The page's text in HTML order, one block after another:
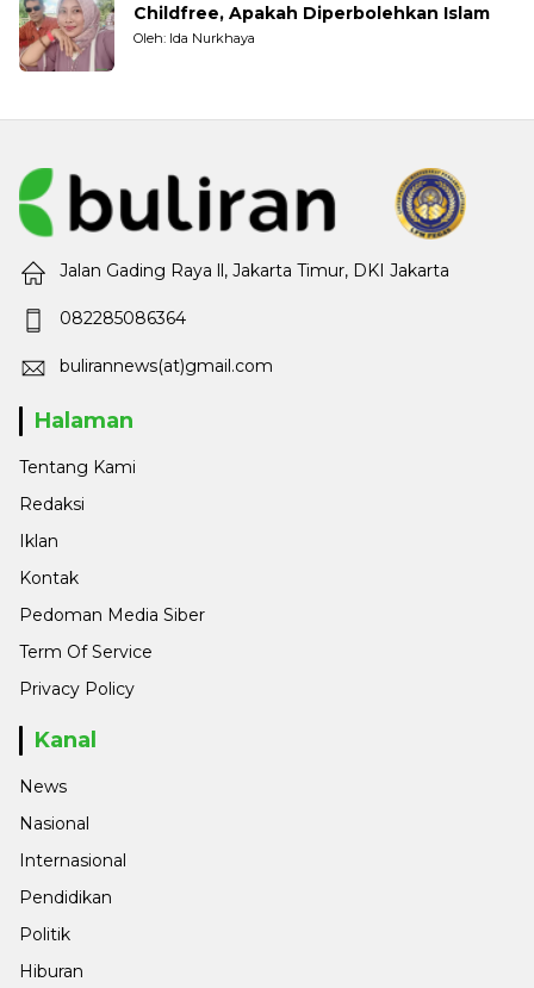
Childfree, Apakah Diperbolehkan Islam
Oleh: Ida Nurkhaya
Jalan Gading Raya ll, Jakarta Timur, DKI Jakarta
082285086364
bulirannews(at)gmail.com
Halaman
Tentang Kami
Redaksi
Iklan
Kontak
Pedoman Media Siber
Term Of Service
Privacy Policy
Kanal
News
Nasional
Internasional
Pendidikan
Politik
Hiburan